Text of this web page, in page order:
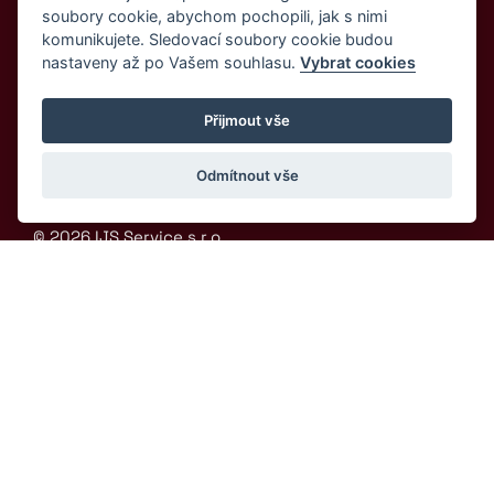
KARIÉRA
KONTAKT
Máme certifikaci: ISO 9001:2015
© 2026 IJS Service s.r.o.
soubory cookie, abychom pochopili, jak s nimi
komunikujete. Sledovací soubory cookie budou
nastaveny až po Vašem souhlasu.Vybrat cookies
Přijmout vše
Odmítnout vše